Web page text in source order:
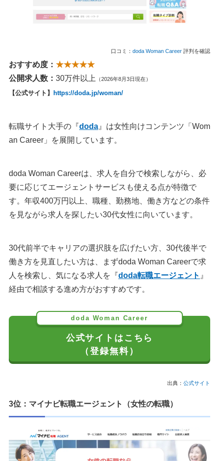
口コミ： doda Woman Career 評判を確認
おすすめ度： ★★★★★
公開求人数： 30万件以上 （2026年8月3日現在）
【公式サイト】 https://doda.jp/woman/
転職サイト大手の『doda 』は女性向けコンテンツ「Wom
an Career」を展開しています。
doda Woman Careerは、求人を自分で検索しながら、必
要に応じてエージェントサービスも使える点が特徴で
す。年収400万円以上、職種、勤務地、働き方などの条件
を見ながら求人を探したい30代女性に向いています。
30代前半でキャリアの選択肢を広げたい方、30代後半で
働き方を見直したい方は、まずdoda Woman Careerで求
人を検索し、気になる求人を『doda転職エージェント 』
経由で相談する進め方がおすすめです。
doda Woman Career
公式サイトはこちら
（登録無料）
出典： 公式サイト
3位：マイナビ転職エージェント（女性の転職）